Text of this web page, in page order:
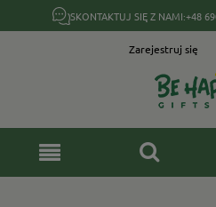
SKONTAKTUJ SIĘ Z NAMI:+48
Zarejestruj się